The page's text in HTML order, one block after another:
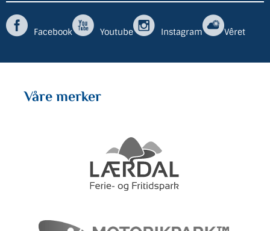
Facebook Youtube Instagram Vêret
Våre merker